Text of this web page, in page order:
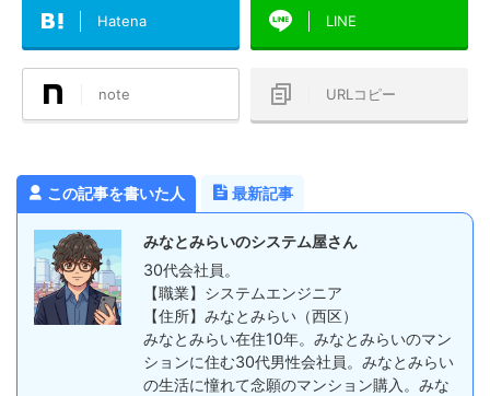
Hatena LINE
note URLコピー
この記事を書いた人 最新記事
みなとみらいのシステム屋さん
30代会社員。
【職業】システムエンジニア
【住所】みなとみらい（西区）
みなとみらい在住10年。みなとみらいのマン
ションに住む30代男性会社員。みなとみらい
の生活に憧れて念願のマンション購入。みな